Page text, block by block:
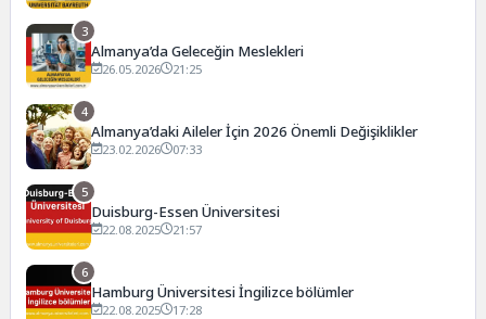
3
Almanya’da Geleceğin Meslekleri
26.05.2026 21:25
4
Almanya’daki Aileler İçin 2026 Önemli Değişiklikler
23.02.2026 07:33
5
Duisburg-Essen Üniversitesi
22.08.2025 21:57
6
Hamburg Üniversitesi İngilizce bölümler
22.08.2025 17:28